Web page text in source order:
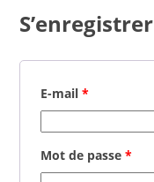
S’enregistrer
E-mail *
Mot de passe *